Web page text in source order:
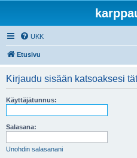
UKK
Etusivu
Kirjaudu sisään katsoaksesi
Käyttäjätunnus:
Salasana:
Unohdin salasanani